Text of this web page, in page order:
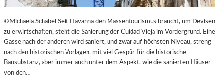
©Michaela Schabel Seit Havanna den Massentourismus braucht, um Devisen
zu erwirtschaften, steht die Sanierung der Cuidad Vieja im Vordergrund. Eine
Gasse nach der anderen wird saniert, und zwar auf höchsten Niveau, streng
nach den historischen Vorlagen, mit viel Gespür für die historische
Bausubstanz, aber immer auch unter dem Aspekt, wie die sanierten Häuser
von den…